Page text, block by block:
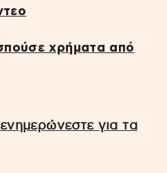
χρήματα από
για τα